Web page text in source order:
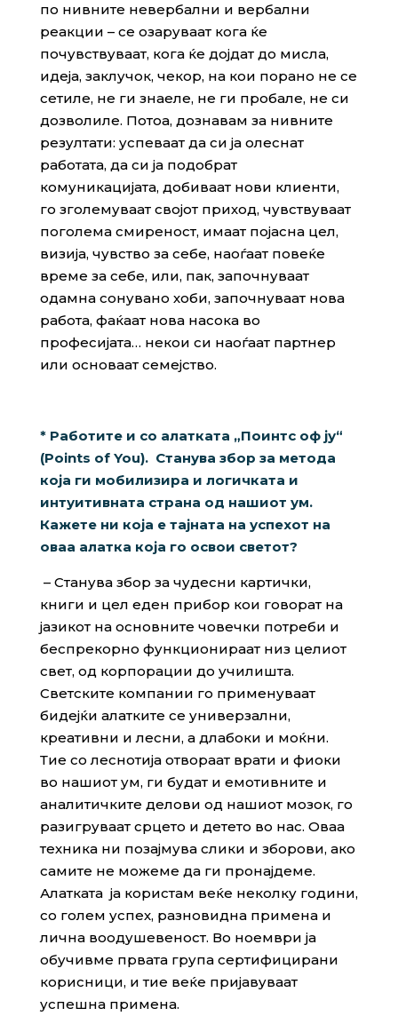
по нивните невербални и вербални
реакции – се озаруваат кога ќе
почувствуваат, кога ќе дојдат до мисла,
идеја, заклучок, чекор, на кои порано не се
сетиле, не ги знаеле, не ги пробале, не си
дозволиле. Потоа, дознавам за нивните
резултати: успеваат да си ја олеснат
работата, да си ја подобрат
комуникацијата, добиваат нови клиенти,
го зголемуваат својот приход, чувствуваат
поголема смиреност, имаат појасна цел,
визија, чувство за себе, наоѓаат повеќе
време за себе, или, пак, започнуваат
одамна сонувано хоби, започнуваат нова
работа, фаќаат нова насока во
професијата… некои си наоѓаат партнер
или основаат семејство.
* Работите и со алатката „Поинтс оф ју“
(Points of You). Станува збор за метода
која ги мобилизира и логичката и
интуитивната страна од нашиот ум.
Кажете ни која е тајната на успехот на
оваа алатка која го освои светот?
– Станува збор за чудесни картички,
книги и цел еден прибор кои говорат на
јазикот на основните човечки потреби и
беспрекорно функционираат низ целиот
свет, од корпорации до училишта.
Светските компании го применуваат
бидејќи алатките се универзални,
креативни и лесни, а длабоки и моќни.
Тие со леснотија отвораат врати и фиоки
во нашиот ум, ги будат и емотивните и
аналитичките делови од нашиот мозок, го
разигруваат срцето и детето во нас. Оваа
техника ни позајмува слики и зборови, ако
самите не можеме да ги пронајдеме.
Алатката ја користам веќе неколку години,
со голем успех, разновидна примена и
лична воодушевеност. Во ноември ја
обучивме првата група сертифицирани
корисници, и тие веќе пријавуваат
успешна примена.